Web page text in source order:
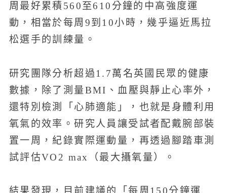
周最好累積560至610分鐘的中高強度運
動，相當於每周9到10小時，幾乎逼近馬拉
松選手的訓練量。
研究團隊分析超過1.7萬名英國民眾的健康
數據，除了測量BMI、血壓與靜止心率外，
還特別檢測「心肺適能」，也就是身體利用
氧氣的效率。研究人員讓受試者配戴腕部裝
置一周，紀錄實際運動量，再透過腳踏車測
試評估VO2 max（最大攝氧量）。
結果發現，目前建議的「每周150分鐘運